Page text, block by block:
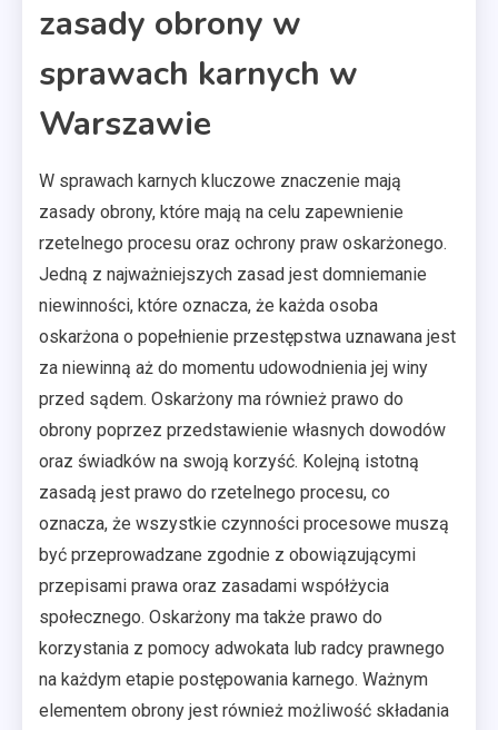
zasady obrony w
sprawach karnych w
Warszawie
W sprawach karnych kluczowe znaczenie mają
zasady obrony, które mają na celu zapewnienie
rzetelnego procesu oraz ochrony praw oskarżonego.
Jedną z najważniejszych zasad jest domniemanie
niewinności, które oznacza, że każda osoba
oskarżona o popełnienie przestępstwa uznawana jest
za niewinną aż do momentu udowodnienia jej winy
przed sądem. Oskarżony ma również prawo do
obrony poprzez przedstawienie własnych dowodów
oraz świadków na swoją korzyść. Kolejną istotną
zasadą jest prawo do rzetelnego procesu, co
oznacza, że wszystkie czynności procesowe muszą
być przeprowadzane zgodnie z obowiązującymi
przepisami prawa oraz zasadami współżycia
społecznego. Oskarżony ma także prawo do
korzystania z pomocy adwokata lub radcy prawnego
na każdym etapie postępowania karnego. Ważnym
elementem obrony jest również możliwość składania